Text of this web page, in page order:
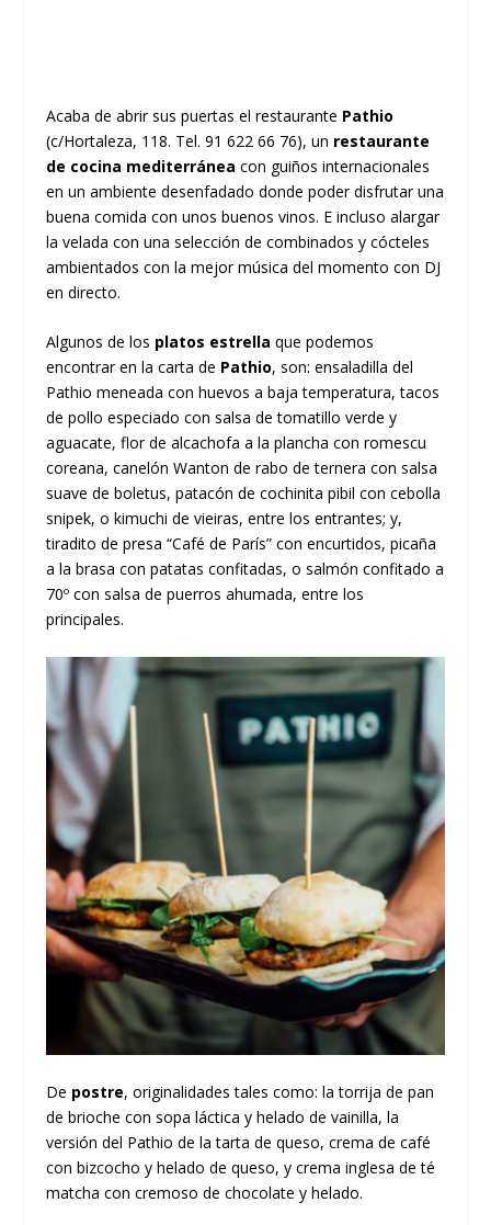
Acaba de abrir sus puertas el restaurante Pathio
(c/Hortaleza, 118. Tel. 91 622 66 76), un restaurante
de cocina mediterránea con guiños internacionales
en un ambiente desenfadado donde poder disfrutar una
buena comida con unos buenos vinos. E incluso alargar
la velada con una selección de combinados y cócteles
ambientados con la mejor música del momento con DJ
en directo.
Algunos de los platos estrella que podemos
encontrar en la carta de Pathio, son: ensaladilla del
Pathio meneada con huevos a baja temperatura, tacos
de pollo especiado con salsa de tomatillo verde y
aguacate, flor de alcachofa a la plancha con romescu
coreana, canelón Wanton de rabo de ternera con salsa
suave de boletus, patacón de cochinita pibil con cebolla
snipek, o kimuchi de vieiras, entre los entrantes; y,
tiradito de presa “Café de París” con encurtidos, picaña
a la brasa con patatas confitadas, o salmón confitado a
70º con salsa de puerros ahumada, entre los
principales.
De postre, originalidades tales como: la torrija de pan
de brioche con sopa láctica y helado de vainilla, la
versión del Pathio de la tarta de queso, crema de café
con bizcocho y helado de queso, y crema inglesa de té
matcha con cremoso de chocolate y helado.